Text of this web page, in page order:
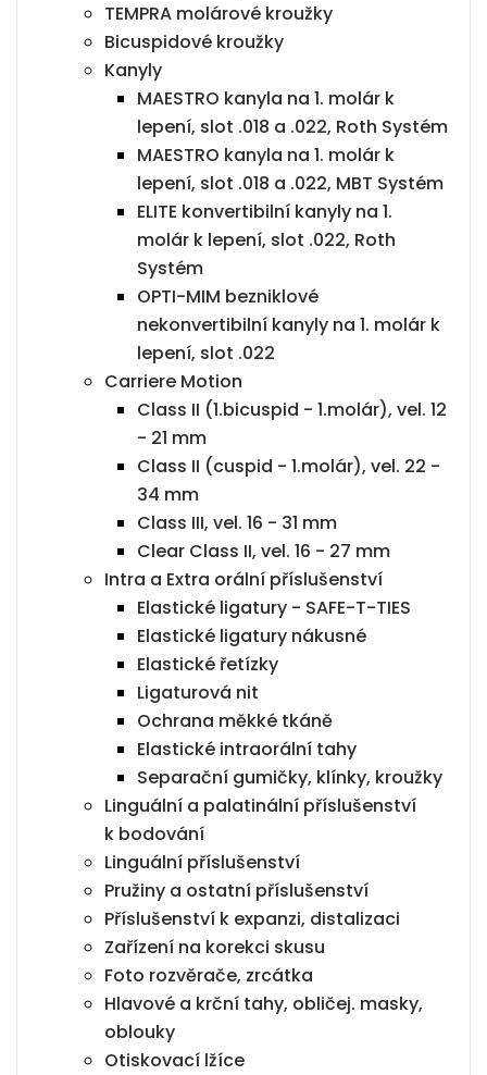
TEMPRA molárové kroužky
Bicuspidové kroužky
Kanyly
MAESTRO kanyla na 1. molár k
lepení, slot .018 a .022, Roth Systém
MAESTRO kanyla na 1. molár k
lepení, slot .018 a .022, MBT Systém
ELITE konvertibilní kanyly na 1.
molár k lepení, slot .022, Roth
Systém
OPTI-MIM bezniklové
nekonvertibilní kanyly na 1. molár k
lepení, slot .022
Carriere Motion
Class II (1.bicuspid - 1.molár), vel. 12
- 21 mm
Class II (cuspid - 1.molár), vel. 22 -
34 mm
Class III, vel. 16 - 31 mm
Clear Class II, vel. 16 - 27 mm
Intra a Extra orální příslušenství
Elastické ligatury - SAFE-T-TIES
Elastické ligatury nákusné
Elastické řetízky
Ligaturová nit
Ochrana měkké tkáně
Elastické intraorální tahy
Separační gumičky, klínky, kroužky
Linguální a palatinální příslušenství
k bodování
Linguální příslušenství
Pružiny a ostatní příslušenství
Příslušenství k expanzi, distalizaci
Zařízení na korekci skusu
Foto rozvěrače, zrcátka
Hlavové a krční tahy, obličej. masky,
oblouky
Otiskovací lžíce